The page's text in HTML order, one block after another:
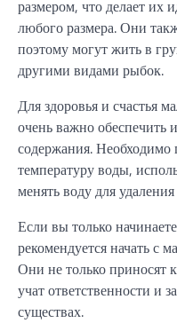
размером, что делает их
любого размера. Они
поэтому могут жить в
другими видами рыбок.
Для здоровья и счастья
очень важно обеспечить
содержания.
температуру воды,
менять воду для
Если вы только
рекомендуется начать с
Они не только приносят
учат ответственности и
существах.